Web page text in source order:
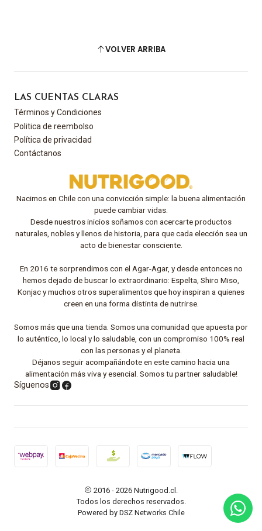
VOLVER ARRIBA
LAS CUENTAS CLARAS
Términos y Condiciones
Politica de reembolso
Política de privacidad
Contáctanos
Nacimos en Chile con una convicción simple: la buena alimentación
puede cambiar vidas.
Desde nuestros inicios soñamos con acercarte productos
naturales, nobles y llenos de historia, para que cada elección sea un
acto de bienestar consciente.
En 2016 te sorprendimos con el Agar-Agar, y desde entonces no
hemos dejado de buscar lo extraordinario: Espelta, Shiro Miso,
Konjac y muchos otros superalimentos que hoy inspiran a quienes
creen en una forma distinta de nutrirse.
Somos más que una tienda. Somos una comunidad que apuesta por
lo auténtico, lo local y lo saludable, con un compromiso 100% real
con las personas y el planeta.
Déjanos seguir acompañándote en este camino hacia una
alimentación más viva y esencial. Somos tu partner saludable!
Síguenos
2016 - 2026 Nutrigood.cl.
Todos los derechos reservados.
Powered by DSZ Networks Chile